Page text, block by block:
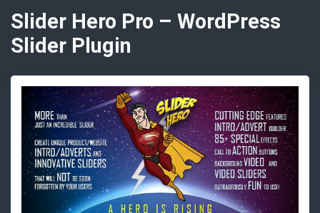
Slider Hero Pro – WordPress
Slider Plugin